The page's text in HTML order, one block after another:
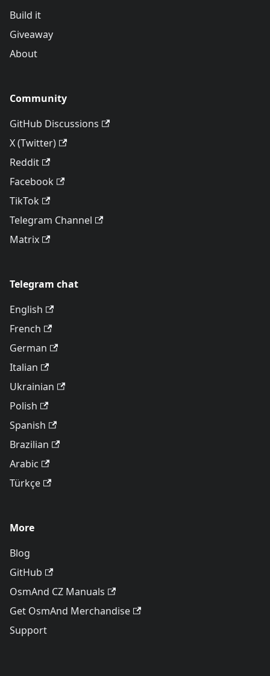
Build it
Giveaway
About
Community
GitHub Discussions
X (Twitter)
Reddit
Facebook
TikTok
Telegram Channel
Matrix
Telegram chat
English
French
German
Italian
Ukrainian
Polish
Spanish
Brazilian
Arabic
Türkçe
More
Blog
GitHub
OsmAnd CZ Manuals
Get OsmAnd Merchandise
Support